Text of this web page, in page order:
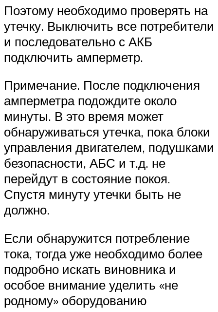
Поэтому необходимо проверять на
утечку. Выключить все потребители
и последовательно с АКБ
подключить амперметр.
Примечание. После подключения
амперметра подождите около
минуты. В это время может
обнаруживаться утечка, пока блоки
управления двигателем, подушками
безопасности, АБС и т.д. не
перейдут в состояние покоя.
Спустя минуту утечки быть не
должно.
Если обнаружится потребление
тока, тогда уже необходимо более
подробно искать виновника и
особое внимание уделить «не
родному» оборудованию